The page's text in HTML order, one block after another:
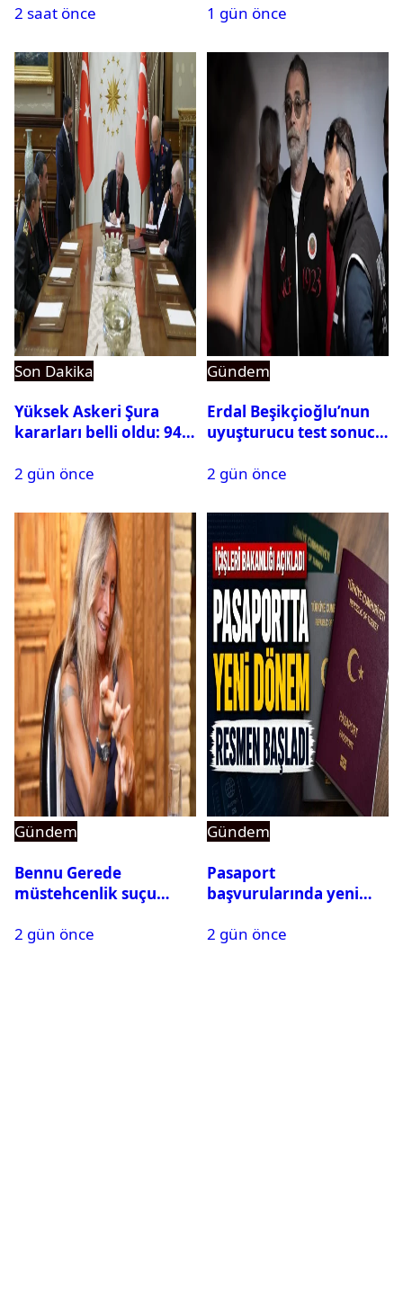
Karapınar hakkında
ortaya çıktı
2 saat önce
1 gün önce
Son Dakika
Yüksek Askeri Şura
kararları belli oldu: 94
2 gün önce
Gündem
Erdal Beşikçioğlu’nun
uyuşturucu test sonucu
2 gün önce
Gündem
Bennu Gerede
müstehcenlik suçu
alındı
2 gün önce
Gündem
Pasaport
başvurularında yeni
2 gün önce